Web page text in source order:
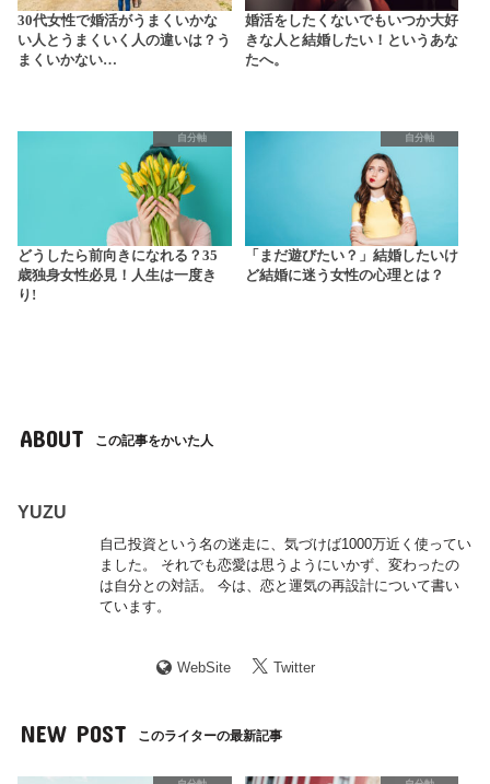
30代女性で婚活がうまくいかな
い人とうまくいく人の違いは？う
まくいかない…
婚活をしたくないでもいつか大好
きな人と結婚したい！というあな
たへ。
自分軸
どうしたら前向きになれる？35
歳独身女性必見！人生は一度き
り!
自分軸
「まだ遊びたい？」結婚したいけ
ど結婚に迷う女性の心理とは？
ABOUT この記事をかいた人
YUZU
自己投資という名の迷走に、気づけば1000万近く使ってい
ました。 それでも恋愛は思うようにいかず、変わったの
は自分との対話。 今は、恋と運気の再設計について書い
ています。
WebSite Twitter
NEW POST このライターの最新記事